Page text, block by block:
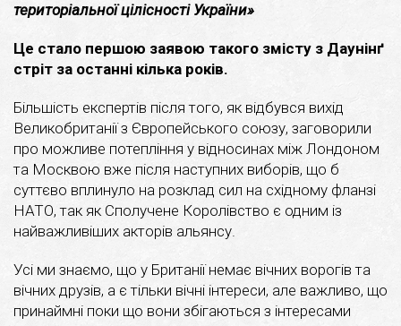
територіальної цілісності України»
Це стало першою заявою такого змісту з Даунінґ
стріт за останні кілька років.
Більшість експертів після того, як відбувся вихід
Великобританії з Європейського союзу, заговорили
про можливе потепління у відносинах між Лондоном
та Москвою вже після наступних виборів, що б
суттєво вплинуло на розклад сил на східному фланзі
НАТО, так як Сполучене Королівство є одним із
найважливіших акторів альянсу.
Усі ми знаємо, що у Британії немає вічних ворогів та
вічних друзів, а є тільки вічні інтереси, але важливо, що
принаймні поки що вони збігаються з інтересами